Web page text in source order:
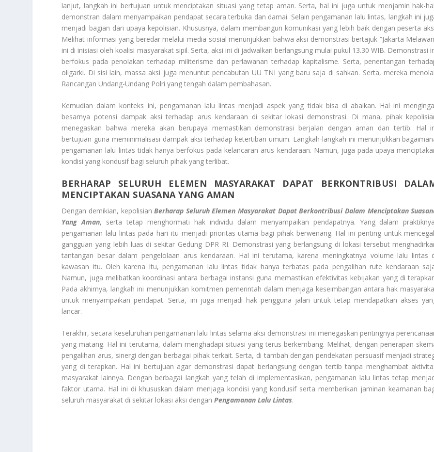
lanjut, langkah ini bertujuan untuk menciptakan situasi yang tetap aman. Serta, hal ini juga untuk menjamin hak-
demonstran dalam menyampaikan pendapat secara terbuka dan damai. Selain pengamanan lalu lintas, langkah ini
menjadi bagian dari upaya kepolisian. Khususnya, dalam membangun komunikasi yang lebih baik dengan peserta
Melihat informasi yang beredar melalui media sosial menunjukkan bahwa aksi demonstrasi bertajuk “Jakarta
ini di inisiasi oleh koalisi masyarakat sipil. Serta, aksi ini di jadwalkan berlangsung mulai pukul 13.30 WIB. Demonstrasi
berfokus pada penolakan terhadap militerisme dan perlawanan terhadap kapitalisme. Serta, penentangan
oligarki. Di sisi lain, massa aksi juga menuntut pencabutan UU TNI yang baru saja di sahkan. Serta, mereka
Rancangan Undang-Undang Polri yang tengah dalam pembahasan.
Kemudian dalam konteks ini, pengamanan lalu lintas menjadi aspek yang tidak bisa di abaikan. Hal ini
besarnya potensi dampak aksi terhadap arus kendaraan di sekitar lokasi demonstrasi. Di mana, pihak
menegaskan bahwa mereka akan berupaya memastikan demonstrasi berjalan dengan aman dan tertib. Hal
bertujuan guna meminimalisasi dampak aksi terhadap ketertiban umum. Langkah-langkah ini menunjukkan
pengamanan lalu lintas tidak hanya berfokus pada kelancaran arus kendaraan. Namun, juga pada upaya
kondisi yang kondusif bagi seluruh pihak yang terlibat.
BERHARAP SELURUH ELEMEN MASYARAKAT DAPAT BERKONTRIBUSI
MENCIPTAKAN SUASANA YANG AMAN
Dengan demikian, kepolisianBerharap Seluruh Elemen Masyarakat Dapat Berkontribusi Dalam Menciptakan
Yang Aman, serta tetap menghormati hak individu dalam menyampaikan pendapatnya. Yang dalam
pengamanan lalu lintas pada hari itu menjadi prioritas utama bagi pihak berwenang. Hal ini penting untuk
gangguan yang lebih luas di sekitar Gedung DPR RI. Demonstrasi yang berlangsung di lokasi tersebut
tantangan besar dalam pengelolaan arus kendaraan. Hal ini terutama, karena meningkatnya volume lalu lintas
kawasan itu. Oleh karena itu, pengamanan lalu lintas tidak hanya terbatas pada pengalihan rute kendaraan
Namun, juga melibatkan koordinasi antara berbagai instansi guna memastikan efektivitas kebijakan yang di
Pada akhirnya, langkah ini menunjukkan komitmen pemerintah dalam menjaga keseimbangan antara hak
untuk menyampaikan pendapat. Serta, ini juga menjadi hak pengguna jalan untuk tetap mendapatkan akses
lancar.
Terakhir, secara keseluruhan pengamanan lalu lintas selama aksi demonstrasi ini menegaskan pentingnya
yang matang. Hal ini terutama, dalam menghadapi situasi yang terus berkembang. Melihat, dengan penerapan
pengalihan arus, sinergi dengan berbagai pihak terkait. Serta, di tambah dengan pendekatan persuasif menjadi
yang di terapkan. Hal ini bertujuan agar demonstrasi dapat berlangsung dengan tertib tanpa menghambat
masyarakat lainnya. Dengan berbagai langkah yang telah di implementasikan, pengamanan lalu lintas tetap
faktor utama. Hal ini di khususkan dalam menjaga kondisi yang kondusif serta memberikan jaminan keamanan
seluruh masyarakat di sekitar lokasi aksi denganPengamanan Lalu Lintas.